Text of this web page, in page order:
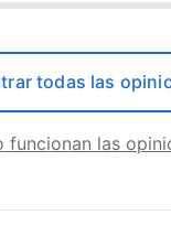
todas las
funcionan las